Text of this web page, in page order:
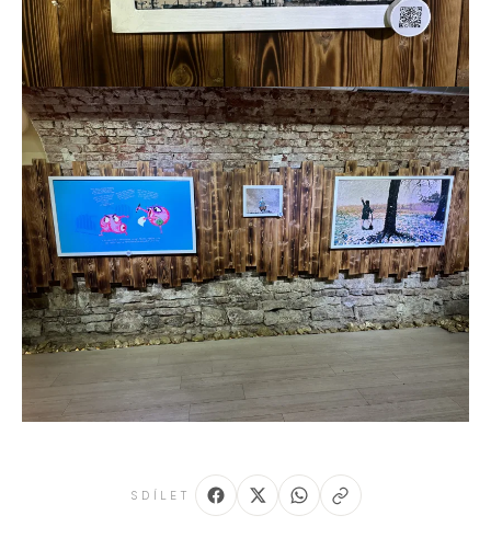
SDÍLET